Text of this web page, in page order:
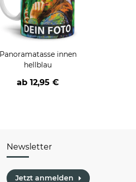
Panoramatasse innen
hellblau
ab12,95 €
Newsletter
Jetzt anmelden